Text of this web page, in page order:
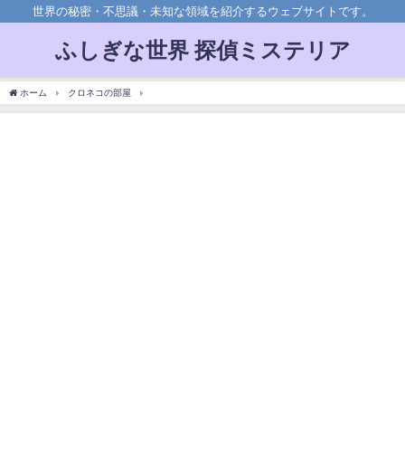
世界の秘密・不思議・未知な領域を紹介するウェブサイトです。
ふしぎな世界 探偵ミステリア
ホーム クロネコの部屋